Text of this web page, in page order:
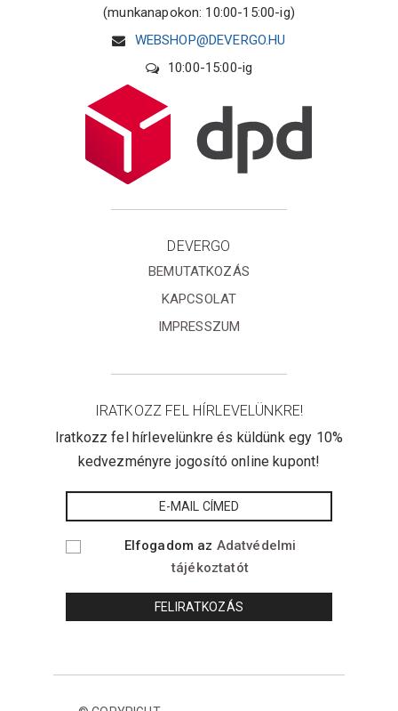
(munkanapokon: 10:00-15:00-ig)
WEBSHOP@DEVERGO.HU
10:00-15:00-ig
DEVERGO
BEMUTATKOZÁS
KAPCSOLAT
IMPRESSZUM
IRATKOZZ FEL HÍRLEVELÜNKRE!
Iratkozz fel hírlevelünkre és küldünk egy 10%
kedvezményre jogosító online kupont!
Elfogadom az Adatvédelmi
tájékoztatót